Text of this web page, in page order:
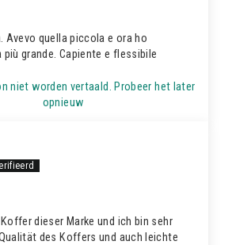
Avevo quella piccola e ora ho
grande. Capiente e flessibile
niet worden vertaald. Probeer het later
opnieuw
dieser Marke und ich bin sehr
des Koffers und auch leichte